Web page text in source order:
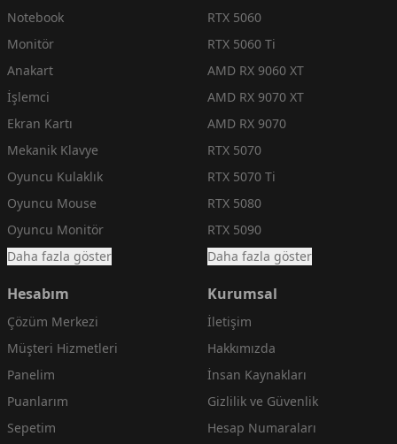
Notebook
Monitör
Anakart
İşlemci
Ekran Kartı
Mekanik Klavye
Oyuncu Kulaklık
Oyuncu Mouse
Oyuncu Monitör
Daha fazla göster
RTX 5060
RTX 5060 Ti
AMD RX 9060 XT
AMD RX 9070 XT
AMD RX 9070
RTX 5070
RTX 5070 Ti
RTX 5080
RTX 5090
Daha fazla göster
Hesabım
Çözüm Merkezi
Müşteri Hizmetleri
Panelim
Puanlarım
Sepetim
Kurumsal
İletişim
Hakkımızda
İnsan Kaynakları
Gizlilik ve Güvenlik
Hesap Numaraları